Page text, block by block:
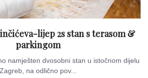
lijep 2s stan s terasom &
parkingom
namješten dvosobni stan u istočnom dijelu
Zagreb, na odlično pov...